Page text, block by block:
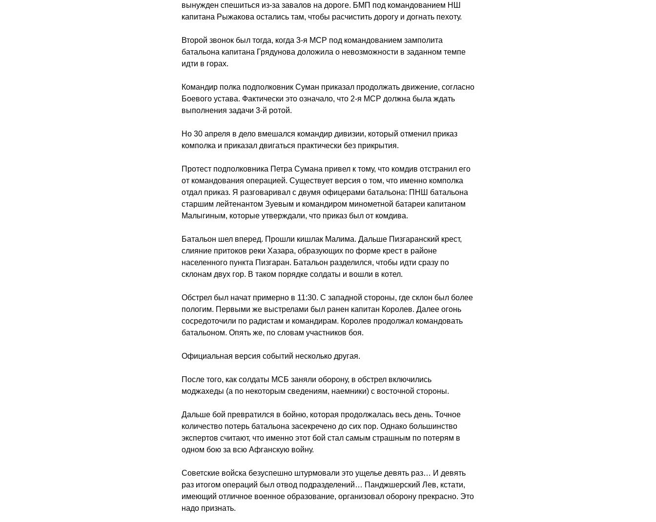
вынужден спешиться из-за завалов на дороге. БМП под командованием НШ
капитана Рыжакова остались там, чтобы расчистить дорогу и догнать пехоту.
Второй звонок был тогда, когда 3-я МСР под командованием замполита
батальона капитана Грядунова доложила о невозможности в заданном темпе
идти в горах.
Командир полка подполковник Суман приказал продолжать движение, согласно
Боевого устава. Фактически это означало, что 2-я МСР должна была ждать
выполнения задачи 3-й ротой.
Но 30 апреля в дело вмешался командир дивизии, который отменил приказ
комполка и приказал двигаться практически без прикрытия.
Протест подполковника Петра Сумана привел к тому, что комдив отстранил его
от командования операцией. Существует версия о том, что именно комполка
отдал приказ. Я разговаривал с двумя офицерами батальона: ПНШ батальона
старшим лейтенантом Зуевым и командиром минометной батареи капитаном
Малыгиным, которые утверждали, что приказ был от комдива.
Батальон шел вперед. Прошли кишлак Малима. Дальше Пизгаранский крест,
слияние притоков реки Хазара, образующих по форме крест в районе
населенного пункта Пизгаран. Батальон разделился, чтобы идти сразу по
склонам двух гор. В таком порядке солдаты и вошли в котел.
Обстрел был начат примерно в 11:30. С западной стороны, где склон был более
пологим. Первыми же выстрелами был ранен капитан Королев. Далее огонь
сосредоточили по радистам и командирам. Королев продолжал командовать
батальоном. Опять же, по словам участников боя.
Официальная версия событий несколько другая.
После того, как солдаты МСБ заняли оборону, в обстрел включились
моджахеды (а по некоторым сведениям, наемники) с восточной стороны.
Дальше бой превратился в бойню, которая продолжалась весь день. Точное
количество потерь батальона засекречено до сих пор. Однако большинство
экспертов считают, что именно этот бой стал самым страшным по потерям в
одном бою за всю Афганскую войну.
Советские войска безуспешно штурмовали это ущелье девять раз… И девять
раз итогом операций был отвод подразделений… Панджшерский Лев, кстати,
имеющий отличное военное образование, организовал оборону прекрасно. Это
надо признать.